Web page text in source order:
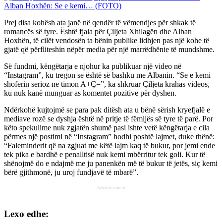
Prej disa kohësh ata janë në qendër të vëmendjes për shkak të
romancës së tyre. Është fjala për Çiljeta Xhilagën dhe Alban
Hoxhën, të cilët vendosën ta bënin publike lidhjen pas një kohe të
gjatë që përfliteshin nëpër media për një marrëdhënie të mundshme.
Së fundmi, këngëtarja e njohur ka publikuar një video në
“Instagram”, ku tregon se është së bashku me Albanin. “Se e kemi
shoferin serioz ne timon A+Ç=”, ka shkruar Çiljeta krahas videos,
ku nuk kanë munguar as komentet pozitive për dyshen.
Ndërkohë kujtojmë se para pak ditësh ata u bënë sërish kryefjalë e
mediave rozë se dyshja është në pritje të fëmijës së tyre të parë. Por
këto spekulime nuk zgjatën shumë pasi ishte vetë këngëtarja e cila
përmes një postimi në “Instagram” hodhi poshtë lajmet, duke thënë:
“Faleminderit që na zgjuat me këtë lajm kaq të bukur, por jemi ende
tek pika e bardhë e penalltisë nuk kemi mbërritur tek goli. Kur të
shënojmë do e ndajmë me ju panenkën më të bukur të jetës, siç kemi
bërë gjithmonë, ju uroj fundjavë të mbarë”.
Advertisement
Lexo edhe: